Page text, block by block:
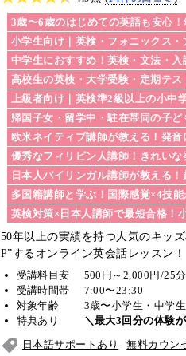
3歳〜6歳のはじめての英語も安心
小学生向け｜英検・フォニックス
中学生におすすめ！英検・文法・
高校生の英検・大学受験・定期テ
上級者向け｜英検準2級以上の小中
帰国子女・留学中・駐在帯同の子ど
欧米ネイティブ講師が教える！発
優秀なフィリピン人講師！きれいな
日本人バイリンガル講師が教える
多国籍講師と学ぶ！国際感覚×4技
英検対策×日本人講師で最短合格！
50年以上の実績を持つ人気のキッ
P”するオンライン英会話レッスン！
受講料目安
500円～2,000円/25分
受講時間帯
7:00〜23:30
対象年齢
3歳〜小学生・中学
特典あり
＼最大3回分の体験
日本語サポートあり
無料カウン